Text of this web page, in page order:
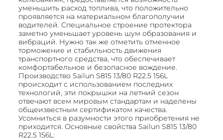
уменьшить расход топлива, что положительно
проявляется на материальном благополучии
водителей. Специальное строение протектора
заметно уменьшает уровень шум образования и
вибраций. Нужно так же отметить отменное
торможение и стабильность движения
транспортного средства, что обеспечивает
комфортабельное и безопасное вождение.
Производство Sailun S815 13/80 R22.5 156L
происходит с использованием последних
технологий, эти покрышки на летний сезон
отвечают всем мировым стандартам и наделены
общеизвестным сертификатом качества.
Усомниться в разумности этого приобретения не
приходится. Основные свойства Sailun S815 13/80
R22.5 156L: